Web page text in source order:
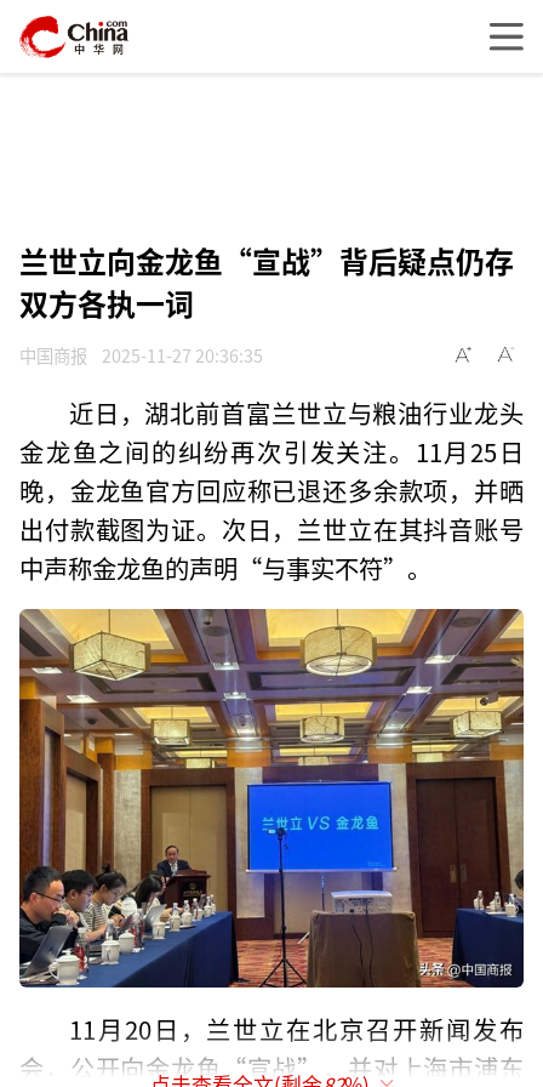
兰世立向金龙鱼“宣战”背后疑点仍存
双方各执一词
中国商报 2025-11-27 20:36:35
近日，湖北前首富兰世立与粮油行业龙头
金龙鱼之间的纠纷再次引发关注。11月25日
晚，金龙鱼官方回应称已退还多余款项，并晒
出付款截图为证。次日，兰世立在其抖音账号
中声称金龙鱼的声明“与事实不符”。
11月20日，兰世立在北京召开新闻发布
会，公开向金龙鱼“宣战”，并对上海市浦东